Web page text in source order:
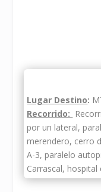
Lugar Destino:
Recorrido:
por un lateral,
merendero, cerro
A-3, paralelo
Carrascal, hospital